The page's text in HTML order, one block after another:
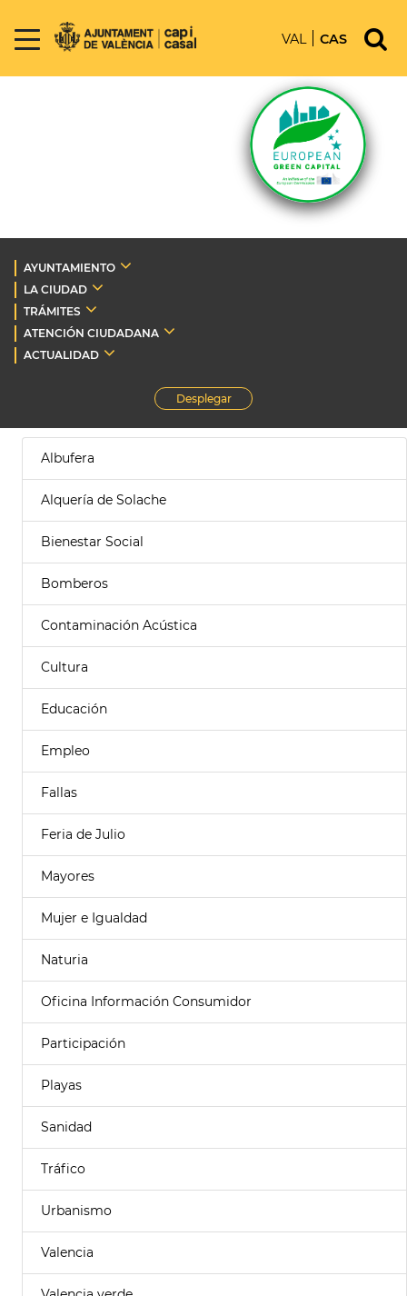
VAL CAS
AYUNTAMIENTO
LA CIUDAD
TRÁMITES
ATENCIÓN CIUDADANA
ACTUALIDAD
Desplegar
Albufera
Alquería de Solache
Bienestar Social
Bomberos
Contaminación Acústica
Cultura
Educación
Empleo
Fallas
Feria de Julio
Mayores
Mujer e Igualdad
Naturia
Oficina Información Consumidor
Participación
Playas
Sanidad
Tráfico
Urbanismo
Valencia